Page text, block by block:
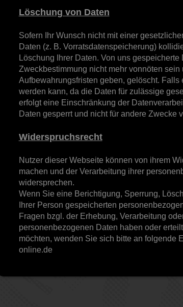
Löschung von Daten
Sofern Ihr Wunsch nicht mit einer
Daten (z. B. Vorratsdatenspeicherung)
Löschung Ihrer Daten. Von uns
Zweckbestimmung nicht mehr vonnöten
Aufbewahrungsfristen geben, gelöscht.
werden kann, da die Daten für zulässige
erfolgt eine Einschränkung der
Daten gesperrt und nicht für andere Zwecke
Widerspruchsrecht
Nutzer dieser Webseite können von ihrem
machen und der Verarbeitung ihrer
widersprechen.
Wenn Sie eine Berichtigung, Sperrung,
Ihrer Person gespeicherten
Fragen bzgl. der Erhebung, Verarbeitung
personenbezogenen Daten haben oder
möchten, wenden Sie sich bitte an folgende
online.de